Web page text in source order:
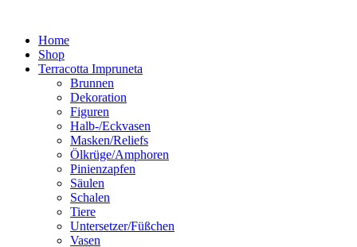
springenHome
Shop
Terracotta Impruneta
Brunnen
Dekoration
Figuren
Halb-/Eckvasen
Masken/Reliefs
Ölkrüge/Amphoren
Pinienzapfen
Säulen
Schalen
Tiere
Untersetzer/Füßchen
Vasen